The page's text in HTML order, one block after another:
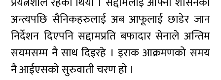
अन्त्यपछि सैनिकहरुलाई अब आफूलाई छाडेर जान
निर्देशन दिएपनि सद्दामप्रति बफादार सेनाले अन्तिम
सयमसम्म नै साथ दिइरहे । इराक आक्रमणको समय
नै आईएसको सुरुवाती चरण हो ।